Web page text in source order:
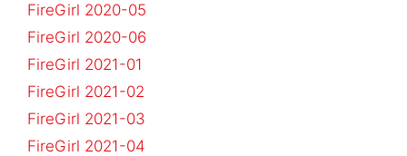
FireGirl 2020-05
FireGirl 2020-06
FireGirl 2021-01
FireGirl 2021-02
FireGirl 2021-03
FireGirl 2021-04